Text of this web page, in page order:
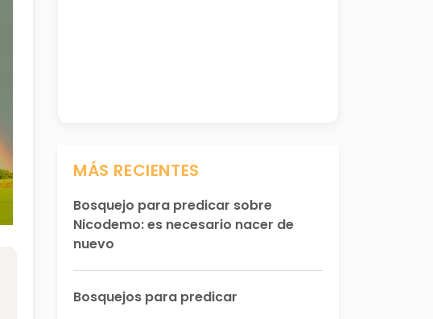
MÁS RECIENTES
Bosquejo para predicar sobre
Nicodemo: es necesario nacer de
nuevo
Bosquejos para predicar